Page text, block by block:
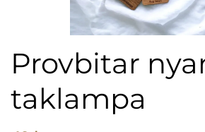
Provbitar
taklampa